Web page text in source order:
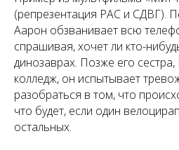
(репрезентация РАС и СДВГ).
Аарон обзванивает всю
спрашивая, хочет ли кто-
динозаврах. Позже его
колледж, он испытывает
разобраться в том, что
что будет, если один
остальных.